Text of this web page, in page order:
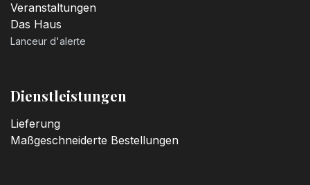
Veranstaltungen
Das Haus
Lanceur d'alerte
Dienstleistungen
Lieferung
Maßgeschneiderte Bestellungen